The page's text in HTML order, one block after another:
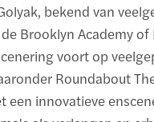
bekend van
de Brooklyn Academy
voort op
Roundabout
een innovatieve